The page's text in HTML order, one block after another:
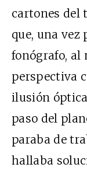
cartones del
que, una vez
fonógrafo, al
perspectiva
ilusión
paso del
paraba de
hallaba